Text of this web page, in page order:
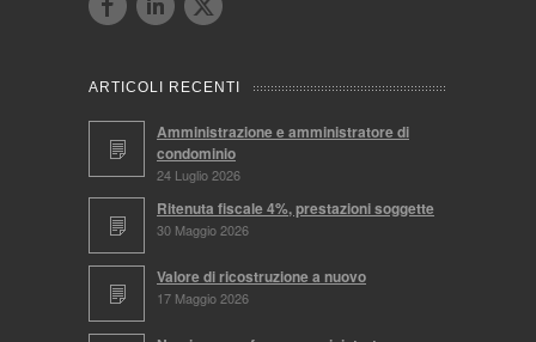
ARTICOLI RECENTI
Amministrazione e amministratore di
condominio
24 Luglio 2026
Ritenuta fiscale 4%, prestazioni soggette
30 Maggio 2026
Valore di ricostruzione a nuovo
17 Maggio 2026